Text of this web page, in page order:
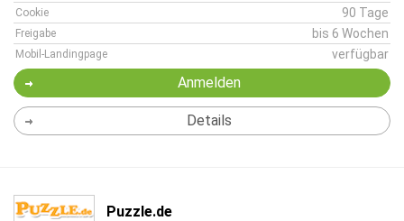
Cookie 90 Tage
Freigabe bis 6 Wochen
Mobil-Landingpage verfügbar
Anmelden
Details
Puzzle.de